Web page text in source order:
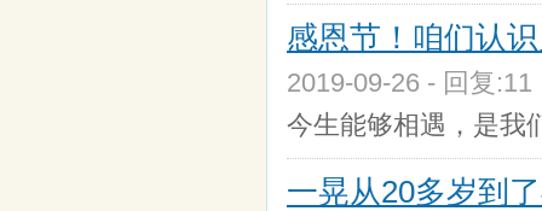
感恩节！咱们认
2019-09-26 - 回复
今生能够相遇，是我
一晃从20多岁到